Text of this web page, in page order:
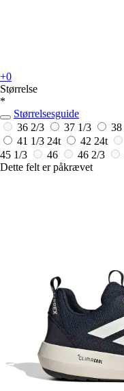
+0
Størrelse
*
Størrelsesguide
36 2/3
37 1/3 38
41 1/3 24t 42 24t
45 1/3
46 46 2/3
Dette felt er påkrævet